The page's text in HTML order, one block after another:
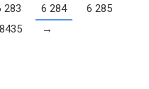
283 6 284
6 285
8435 →